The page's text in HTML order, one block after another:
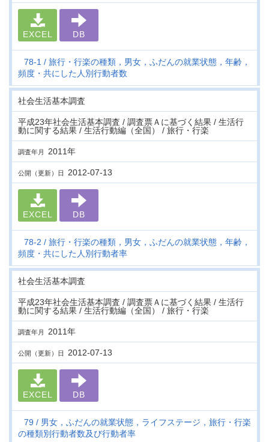
EXCEL DB
78-1
旅行・行楽の種類，男女，ふだんの就業状態，年齢，
頻度・共にした人別行動者数
社会生活基本調査
平成23年社会生活基本調査 / 調査票Ａに基づく結果 / 生活行
動に関する結果 / 生活行動編（全国） / 旅行・行楽
調査年月 2011年
公開（更新）日 2012-07-13
EXCEL DB
78-2
旅行・行楽の種類，男女，ふだんの就業状態，年齢，
頻度・共にした人別行動者率
社会生活基本調査
平成23年社会生活基本調査 / 調査票Ａに基づく結果 / 生活行
動に関する結果 / 生活行動編（全国） / 旅行・行楽
調査年月 2011年
公開（更新）日 2012-07-13
EXCEL DB
79
男女，ふだんの就業状態，ライフステージ，旅行・行楽
の種類別行動者数及び行動者率